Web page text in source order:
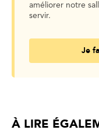
améliorer notre
servir.
Je
À LIRE